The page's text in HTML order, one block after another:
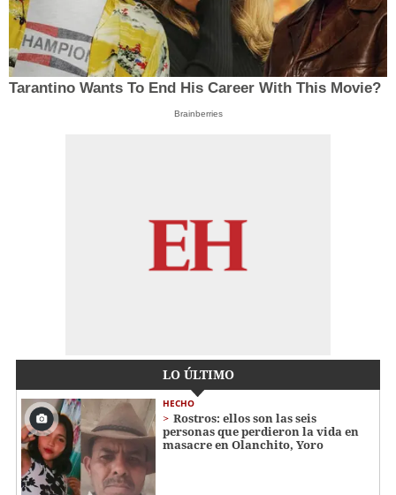
Tarantino Wants To End His Career With This Movie?
Brainberries
LO ÚLTIMO
HECHO
Rostros: ellos son las seis
personas que perdieron la vida en
masacre en Olanchito, Yoro